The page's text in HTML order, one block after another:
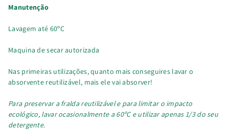
Manutenção
Lavagem até 60ºC
Maquina de secar autorizada
Nas primeiras utilizações, quanto mais conseguires lavar o
absorvente reutilizável, mais ele vai absorver!
Para preservar a fralda reutilizável e para limitar o impacto
ecológico, lavar ocasionalmente a 60ºC e utilizar apenas 1/3 do seu
detergente.